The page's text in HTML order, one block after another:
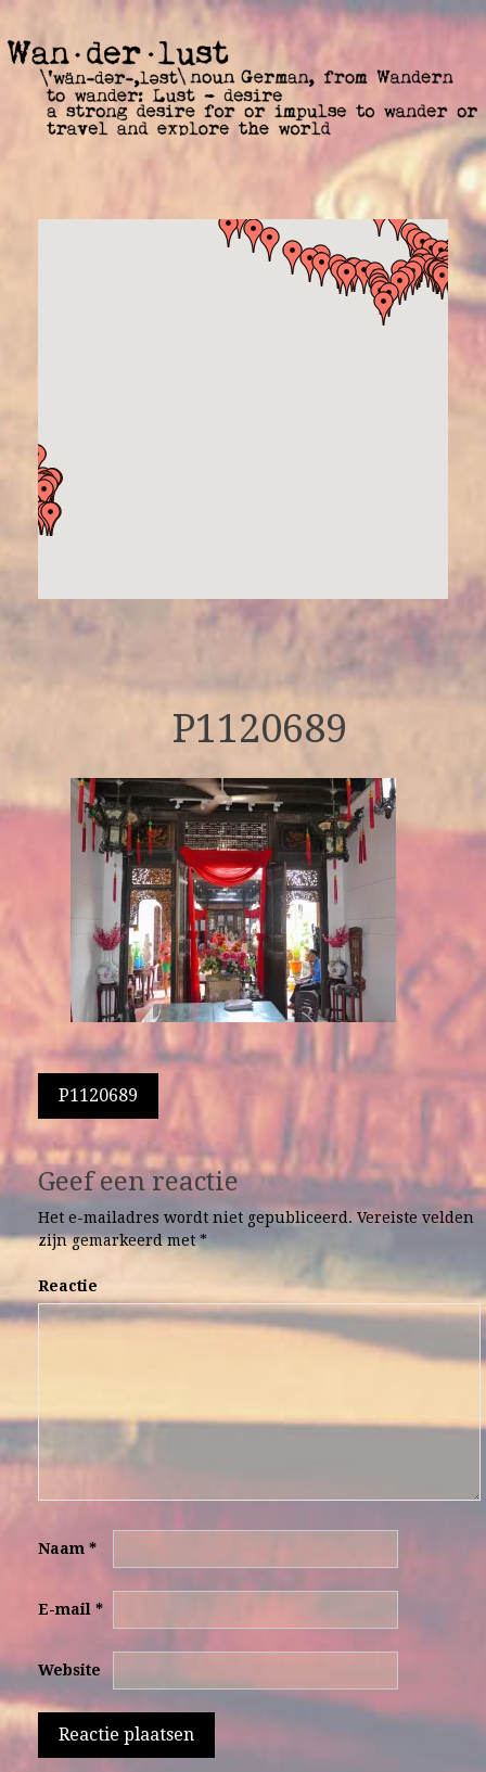
P1120689
Berichtnavigatie
P1120689
Geef een reactie
Het e-mailadres wordt niet gepubliceerd. Vereiste velden
zijn gemarkeerd met*
Reactie
Naam *
E-mail *
Website